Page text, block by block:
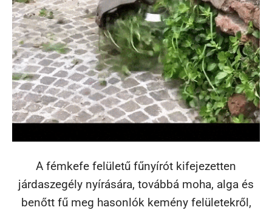
A fémkefe felületű fűnyírót kifejezetten
járdaszegély nyírására, továbbá moha, alga és
benőtt fű meg hasonlók kemény felületekről,